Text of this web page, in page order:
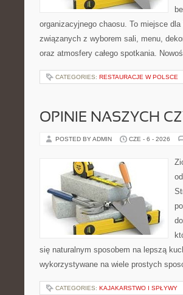
organizacyjnego chaosu. To miejsce
związanych z wyborem sali, menu,
oraz atmosfery całego spotkania.
CATEGORIES: RESTAURACJE W POLSCE
OPINIE NASZYCH
POSTED BY ADMIN CZE - 6 - 2026
się naturalnym sposobem na lepszą
wykorzystywane na wiele prostych
CATEGORIES: KAJAKARSTWO I SPŁYWY